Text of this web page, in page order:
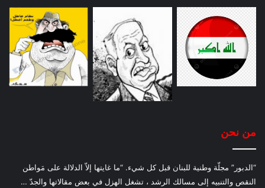
من نحن
“الدبور” مجلّة وطنية للبنان قبل كل شيء. “ما غايتها إلاّ الدلالة على مَواطن
النقص والتنبيه إلى مسالك الرشد ، تشغل الهزل في بعض مقالاتها والجدّ …